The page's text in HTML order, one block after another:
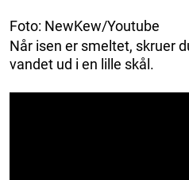
Foto: NewKew/Youtube
Når isen er smeltet, skruer
vandet ud i en lille skål.